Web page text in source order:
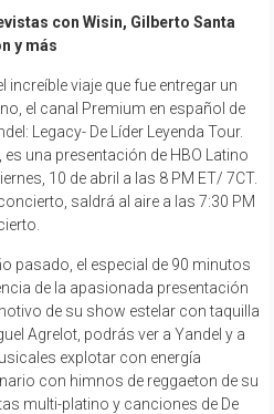
con Wisin, Gilberto Santa
y más
increíble viaje que fue entregar un
el canal Premium en español de
Legacy- De Líder Leyenda Tour.
una presentación de HBO Latino
10 de abril a las 8 PM ET/ 7CT.
saldrá al aire a las 7:30 PM
pasado, el especial de 90 minutos
de la apasionada presentación
de su show estelar con taquilla
Agrelot, podrás ver a Yandel y a
explotar con energía
con himnos de reggaeton de su
multi-platino y canciones de De